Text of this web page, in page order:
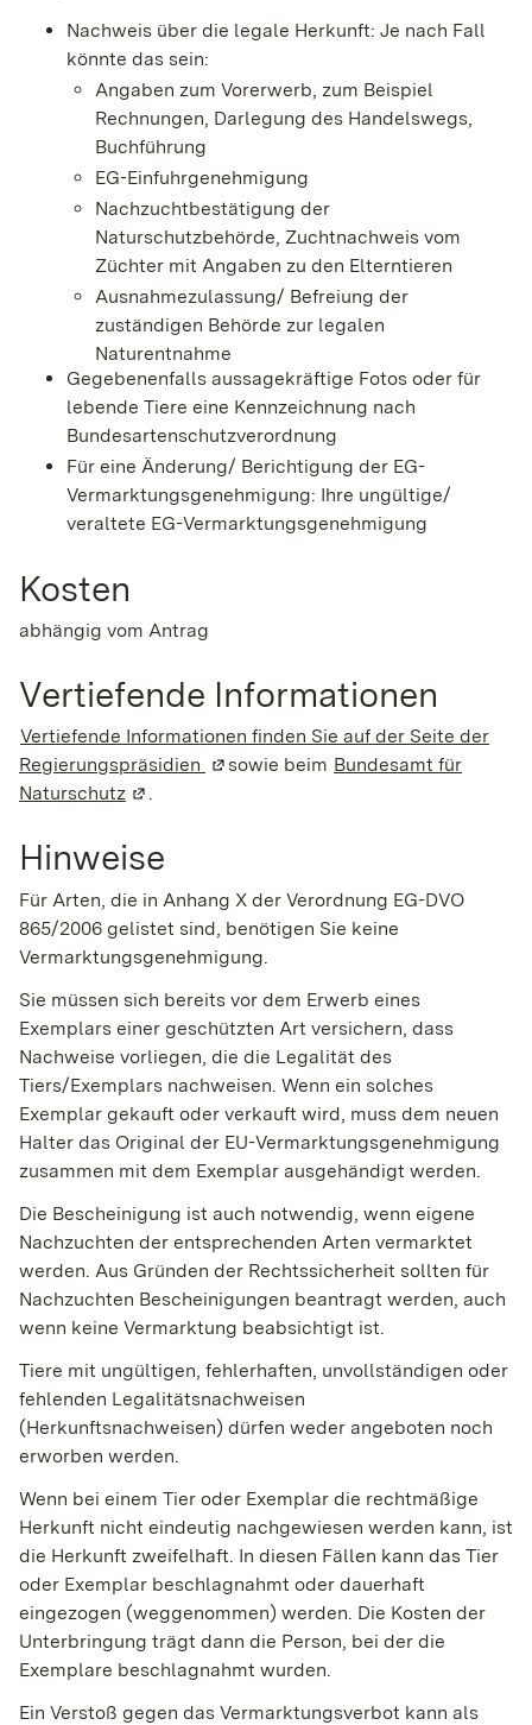
Nachweis über die legale Herkunft: Je nach Fall
könnte das sein:
Angaben zum Vorerwerb, zum Beispiel
Rechnungen, Darlegung des Handelswegs,
Buchführung
EG-Einfuhrgenehmigung
Nachzuchtbestätigung der
Naturschutzbehörde, Zuchtnachweis vom
Züchter mit Angaben zu den Elterntieren
Ausnahmezulassung/ Befreiung der
zuständigen Behörde zur legalen
Naturentnahme
Gegebenenfalls aussagekräftige Fotos oder für
lebende Tiere eine Kennzeichnung nach
Bundesartenschutzverordnung
Für eine Änderung/ Berichtigung der EG-
Vermarktungsgenehmigung: Ihre ungültige/
veraltete EG-Vermarktungsgenehmigung
Kosten
abhängig vom Antrag
Vertiefende Informationen
Vertiefende Informationen finden Sie auf der Seite der
Regierungspräsidien (Wird in einem neuen Fenster
sowie beim Bundesamt für
Naturschutz (Wird in einem neuen Fenster geöffnet)
.
Hinweise
Für Arten, die in Anhang X der Verordnung EG-DVO
865/2006 gelistet sind, benötigen Sie keine
Vermarktungsgenehmigung.
Sie müssen sich bereits vor dem Erwerb eines
Exemplars einer geschützten Art versichern, dass
Nachweise vorliegen, die die Legalität des
Tiers/Exemplars nachweisen. Wenn ein solches
Exemplar gekauft oder verkauft wird, muss dem neuen
Halter das Original der EU-Vermarktungsgenehmigung
zusammen mit dem Exemplar ausgehändigt werden.
Die Bescheinigung ist auch notwendig, wenn eigene
Nachzuchten der entsprechenden Arten vermarktet
werden. Aus Gründen der Rechtssicherheit sollten für
Nachzuchten Bescheinigungen beantragt werden, auch
wenn keine Vermarktung beabsichtigt ist.
Tiere mit ungültigen, fehlerhaften, unvollständigen oder
fehlenden Legalitätsnachweisen
(Herkunftsnachweisen) dürfen weder angeboten noch
erworben werden.
Wenn bei einem Tier oder Exemplar die rechtmäßige
Herkunft nicht eindeutig nachgewiesen werden kann, ist
die Herkunft zweifelhaft. In diesen Fällen kann das Tier
oder Exemplar beschlagnahmt oder dauerhaft
eingezogen (weggenommen) werden. Die Kosten der
Unterbringung trägt dann die Person, bei der die
Exemplare beschlagnahmt wurden.
Ein Verstoß gegen das Vermarktungsverbot kann als